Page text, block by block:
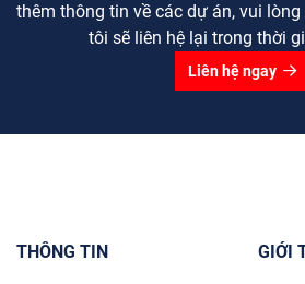
thêm thông tin về các dự án, vui
tôi sẽ liên hệ lại trong thời
Liên hệ ngay
THÔNG TIN GIỚI